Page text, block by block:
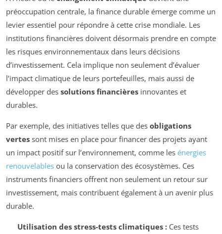
préoccupation centrale, la finance durable émerge comme un
levier essentiel pour répondre à cette crise mondiale. Les
institutions financières doivent désormais prendre en compte
les risques environnementaux dans leurs décisions
d’investissement. Cela implique non seulement d’évaluer
l’impact climatique de leurs portefeuilles, mais aussi de
développer des solutions financières innovantes et
durables.
Par exemple, des initiatives telles que des obligations
vertes sont mises en place pour financer des projets ayant
un impact positif sur l’environnement, comme les énergies
renouvelables ou la conservation des écosystèmes. Ces
instruments financiers offrent non seulement un retour sur
investissement, mais contribuent également à un avenir plus
durable.
Utilisation des stress-tests climatiques :Ces tests